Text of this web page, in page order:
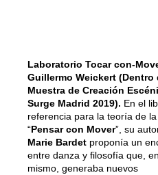
Laboratorio Tocar con-
Guillermo Weickert (Dentro
Muestra de Creación
Surge Madrid 2019). En el
referencia para la teoría de
“Pensar con Mover”, su
Marie Bardet proponía un
entre danza y filosofía que,
mismo, generaba nuevos